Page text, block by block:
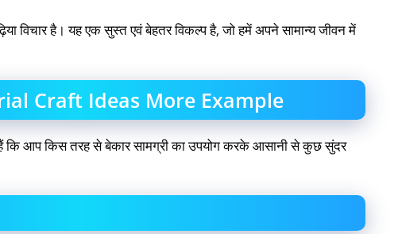
विचार है। यह एक सुस्त एवं बेहतर विकल्प है, जो हमें अपने सामान्य जीवन में
Craft Ideas More Example
कि आप किस तरह से बेकार सामग्री का उपयोग करके आसानी से कुछ सुंदर